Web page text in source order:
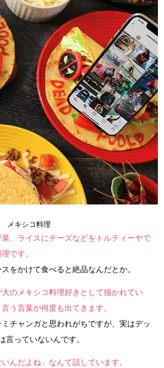
メキシコ料理
菜、ライスにチーズなどをトルティーヤで
です。
をかけて食べると絶品なんだとか。
のメキシコ料理好きとして描かれてい
う言葉が何度も出てきます。
チャンガと思われがちですが、実はデッ
言っていないんです。
んだよね」なんて話しています。